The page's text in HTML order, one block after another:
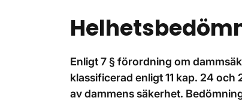
Enligt 7 § förordning om
klassificerad enligt 11 kap. 24
av dammens säkerhet.